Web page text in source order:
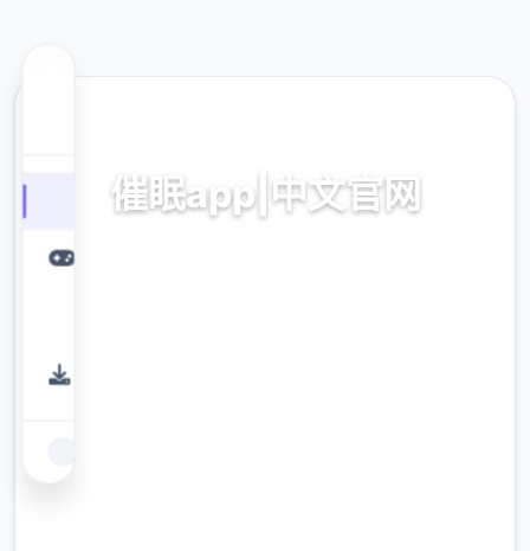
催眠app|中文官网